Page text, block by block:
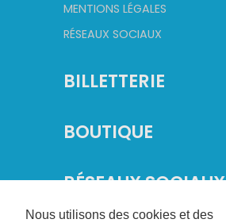
Nous utilisons des cookies et des
MENTIONS LÉGALES
RÉSEAUX SOCIAUX
BILLETTERIE
BOUTIQUE
RÉSEAUX SOCIAUX